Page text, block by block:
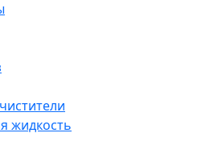
жидкость